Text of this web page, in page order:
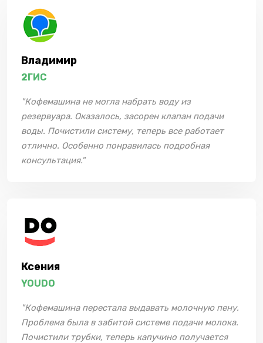
Владимир
2ГИС
"Кофемашина не могла набрать воду из
резервуара. Оказалось, засорен клапан подачи
воды. Почистили систему, теперь все работает
отлично. Особенно понравилась подробная
консультация."
Ксения
YOUDO
"Кофемашина перестала выдавать молочную пену.
Проблема была в забитой системе подачи молока.
Почистили трубки, теперь капучино получается